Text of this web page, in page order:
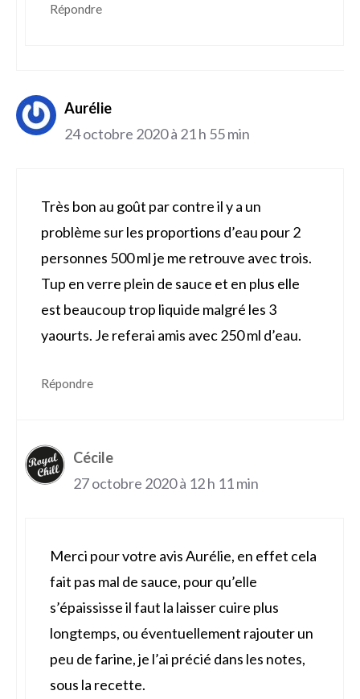
Répondre
Aurélie
24 octobre 2020 à 21 h 55 min
Très bon au goût par contre il y a un
problème sur les proportions d’eau pour 2
personnes 500 ml je me retrouve avec trois.
Tup en verre plein de sauce et en plus elle
est beaucoup trop liquide malgré les 3
yaourts. Je referai amis avec 250 ml d’eau.
Répondre
Cécile
27 octobre 2020 à 12 h 11 min
Merci pour votre avis Aurélie, en effet cela
fait pas mal de sauce, pour qu’elle
s’épaississe il faut la laisser cuire plus
longtemps, ou éventuellement rajouter un
peu de farine, je l’ai précié dans les notes,
sous la recette.